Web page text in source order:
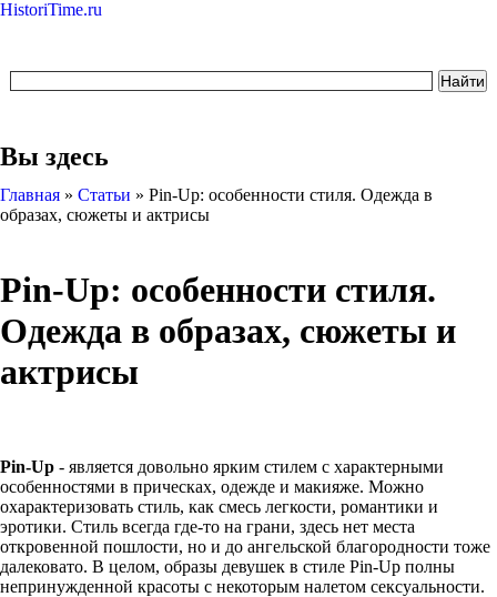
HistoriTime.ru
Вы здесь
Главная » Статьи » Pin-Up: особенности стиля. Одежда в
образах, сюжеты и актрисы
Pin-Up: особенности стиля.
Одежда в образах, сюжеты и
актрисы
Pin-Up - является довольно ярким стилем с характерными
особенностями в прическах, одежде и макияже. Можно
охарактеризовать стиль, как смесь легкости, романтики и
эротики. Стиль всегда где-то на грани, здесь нет места
откровенной пошлости, но и до ангельской благородности тоже
далековато. В целом, образы девушек в стиле Pin-Up полны
непринужденной красоты с некоторым налетом сексуальности.